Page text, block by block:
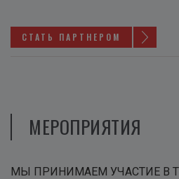
СТАТЬ ПАРТНЕРОМ
МЕРОПРИЯТИЯ
МЫ ПРИНИМАЕМ УЧАСТИЕ В